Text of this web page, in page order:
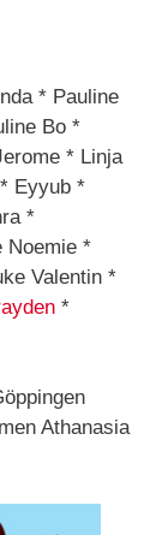
* Pauline
Bo *
* Linja
Eyyub *
*
Noemie *
Valentin *
*
Athanasia